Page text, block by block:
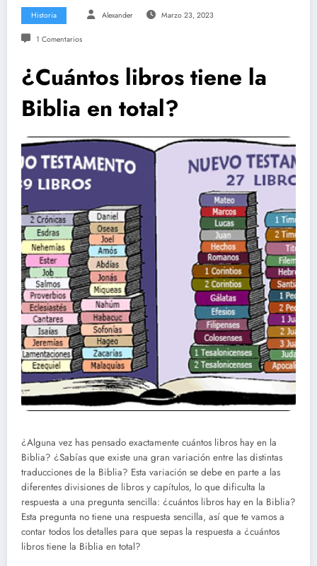
Historia Alexander Marzo 23, 2023
1 Comentarios
¿Cuántos libros tiene la
Biblia en total?
¿Alguna vez has pensado exactamente cuántos libros hay en la
Biblia? ¿Sabías que existe una gran variación entre las distintas
traducciones de la Biblia? Esta variación se debe en parte a las
diferentes divisiones de libros y capítulos, lo que dificulta la
respuesta a una pregunta sencilla: ¿cuántos libros hay en la Biblia?
Esta pregunta no tiene una respuesta sencilla, así que te vamos a
contar todos los detalles para que sepas la respuesta a ¿cuántos
libros tiene la Biblia en total?